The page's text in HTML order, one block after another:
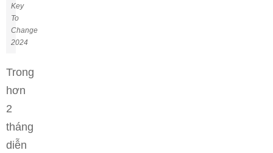
Key
To
Change
2024
Trong
hơn
2
tháng
diễn